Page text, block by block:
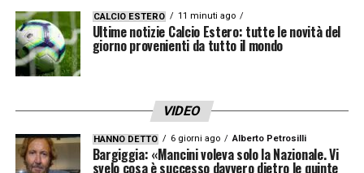
CALCIO ESTERO 11 minuti ago
Ultime notizie Calcio Estero: tutte le novità del
giorno provenienti da tutto il mondo
VIDEO
HANNO DETTO 6 giorni ago Alberto Petrosilli
Bargiggia: «Mancini voleva solo la Nazionale. Vi
svelo cosa è successo davvero dietro le quinte